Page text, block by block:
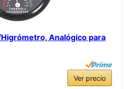
Analógico para
Ver precio